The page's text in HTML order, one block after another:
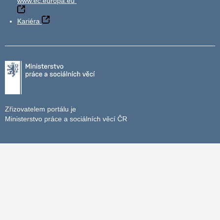
Kariéra
Zřizovatelem portálu je
Ministerstvo práce a sociálních věcí ČR